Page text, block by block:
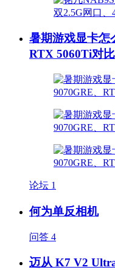
暑期游戏显卡怎
RTX 5060Ti对
论坛 1
何为单反相机
问答 4
迈从 K7 V2